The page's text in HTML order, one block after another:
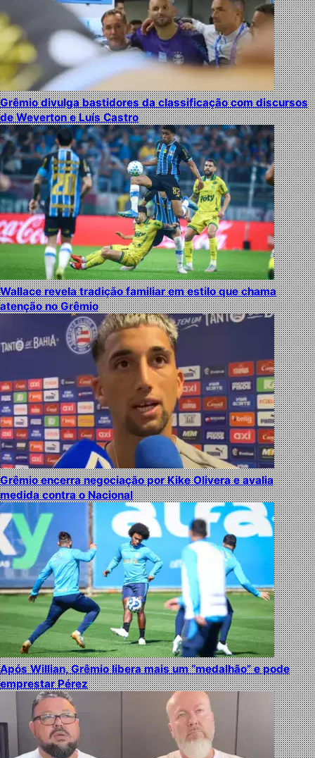
Grêmio divulga bastidores da classificação com discursos
de Weverton e Luís Castro
Wallace revela tradição familiar em estilo que chama
atenção no Grêmio
Grêmio encerra negociação por Kike Olivera e avalia
medida contra o Nacional
Após Willian, Grêmio libera mais um “medalhão” e pode
emprestar Pérez